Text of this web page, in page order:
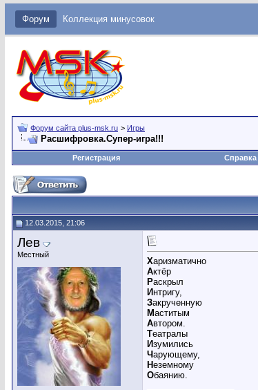
Форум Коллекция минусовок
Форум сайта plus-msk.ru > Игры
Расшифровка.Супер-игра!!!
Регистрация
Справка
12.03.2015, 21:06
Лев
Местный
Харизматично
Актёр
Раскрыл
Интригу,
Закрученную
Маститым
Автором.
Театралы
Изумились
Чарующему,
Неземному
Обаянию.